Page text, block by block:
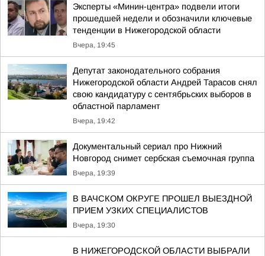
Эксперты «Минин-центра» подвели итоги
прошедшей недели и обозначили ключевые
тенденции в Нижегородской области
Вчера, 19:45
Депутат законодательного собрания
Нижегородской области Андрей Тарасов снял
свою кандидатуру с сентябрьских выборов в
областной парламент
Вчера, 19:42
Документальный сериал про Нижний
Новгород снимет сербская съемочная группа
Вчера, 19:39
В ВАЧСКОМ ОКРУГЕ ПРОШЕЛ ВЫЕЗДНОЙ
ПРИЕМ УЗКИХ СПЕЦИАЛИСТОВ
Вчера, 19:30
В НИЖЕГОРОДСКОЙ ОБЛАСТИ ВЫБРАЛИ